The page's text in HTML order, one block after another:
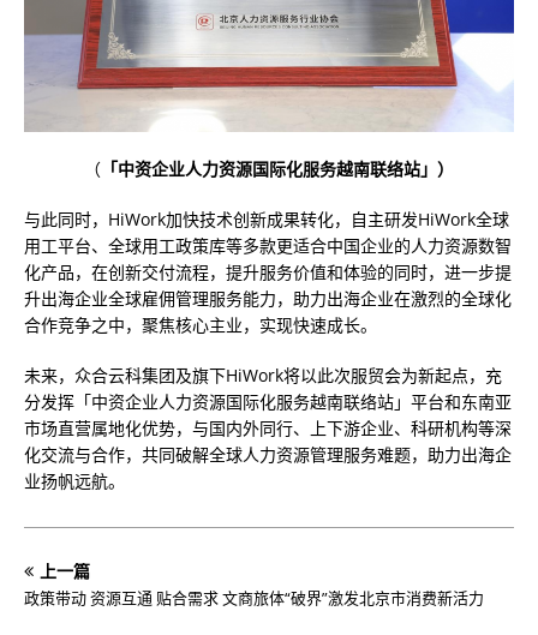
（ 「中资企业人力资源国际化服务越南联络站」）
与此同时，HiWork加快技术创新成果转化，自主研发HiWork全球
用工平台、全球用工政策库等多款更适合中国企业的人力资源数智
化产品，在创新交付流程，提升服务价值和体验的同时，进一步提
升出海企业全球雇佣管理服务能力，助力出海企业在激烈的全球化
合作竞争之中，聚焦核心主业，实现快速成长。
未来，众合云科集团及旗下HiWork将以此次服贸会为新起点，充
分发挥「中资企业人力资源国际化服务越南联络站」平台和东南亚
市场直营属地化优势，与国内外同行、上下游企业、科研机构等深
化交流与合作，共同破解全球人力资源管理服务难题，助力出海企
业扬帆远航。
上一篇
政策带动 资源互通 贴合需求 文商旅体“破界”激发北京市消费新活力